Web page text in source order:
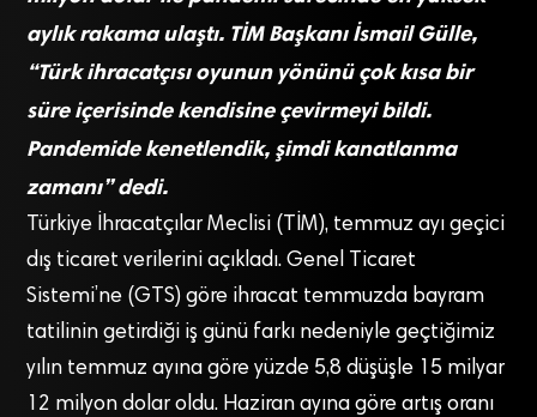
aylık rakama ulaştı. TİM Başkanı İsmail Gülle,
“Türk ihracatçısı oyunun yönünü çok kısa bir
süre içerisinde kendisine çevirmeyi bildi.
Pandemide kenetlendik, şimdi kanatlanma
zamanı” dedi.
Türkiye İhracatçılar Meclisi (TİM), temmuz ayı geçici
dış ticaret verilerini açıkladı. Genel Ticaret
Sistemi’ne (GTS) göre ihracat temmuzda bayram
tatilinin getirdiği iş günü farkı nedeniyle geçtiğimiz
yılın temmuz ayına göre yüzde 5,8 düşüşle 15 milyar
12 milyon dolar oldu. Haziran ayına göre artış oranı